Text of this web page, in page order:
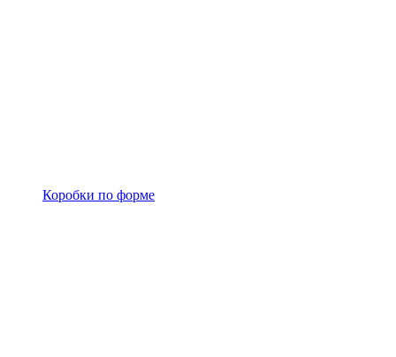
Коробки по форме